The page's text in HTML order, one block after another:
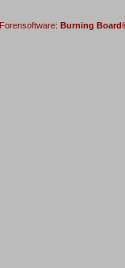
Forensoftware: Burning